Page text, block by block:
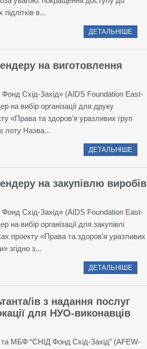
в...
ДЕТАЛЬНІШЕ
на виготовлення
Схід-Захід» (AIDS Foundation East-
вибір організації для друку
«Права та здоров’я уразливих груп
лоту Назва...
ДЕТАЛЬНІШЕ
на закупівлю виробів
Схід-Захід» (AIDS Foundation East-
вибір організації для закупівлі
проекту «Права та здоров’я уразливих
згідно з...
ДЕТАЛЬНІШЕ
ів з надання послуг
для НУО-виконавців
МБФ “СНІД Фонд Схід-Захід” (AFEW-